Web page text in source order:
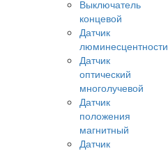
Выключатель
концевой
Датчик
люминесцентности
Датчик
оптический
многолучевой
Датчик
положения
магнитный
Датчик